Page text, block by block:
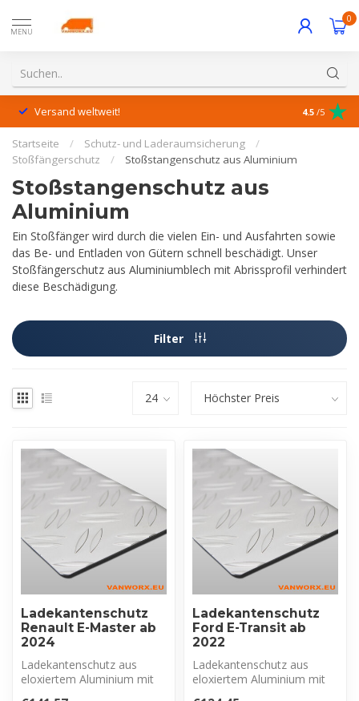
MENU
0
Versand weltweit! 4.5 /5
Startseite / Schutz- und Laderaumsicherung
/
Stoßfängerschutz
/ Stoßstangenschutz aus Aluminium
Stoßstangenschutz aus
Aluminium
Ein Stoßfänger wird durch die vielen Ein- und Ausfahrten sowie
das Be- und Entladen von Gütern schnell beschädigt. Unser
Stoßfängerschutz aus Aluminiumblech mit Abrissprofil verhindert
diese Beschädigung.
Filter
Ladekantenschutz
Renault E-Master ab
2024
Ladekantenschutz aus
eloxiertem Aluminium mit
Ladekantenschutz
Ford E-Transit ab
2022
Ladekantenschutz aus
eloxiertem Aluminium mit